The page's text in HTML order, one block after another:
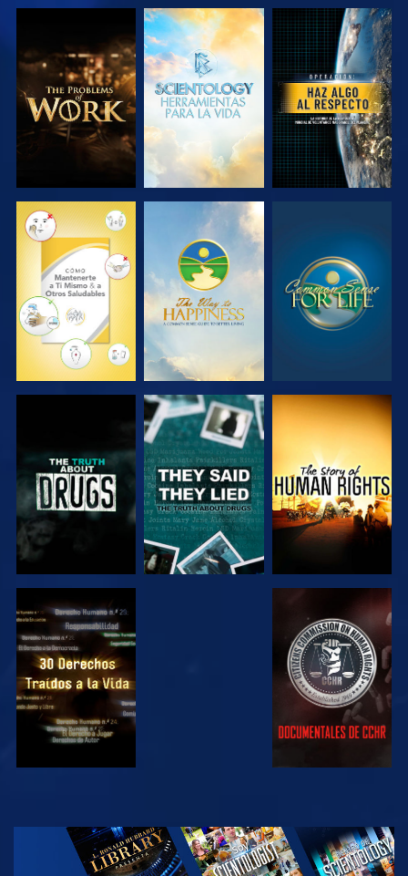
EXPLORA LAS
SERIES
EXPLORA LAS
SERIES
VE
VE VE VE
VE VE
VE VE
VE
EXPLORA LAS
SERIES